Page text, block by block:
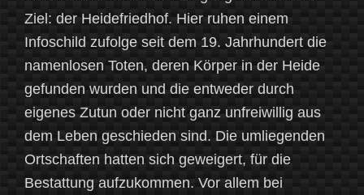
Ziel: der Heidefriedhof. Hier ruhen einem
Infoschild zufolge seit dem 19. Jahrhundert die
namenlosen Toten, deren Körper in der Heide
gefunden wurden und die entweder durch
eigenes Zutun oder nicht ganz unfreiwillig aus
dem Leben geschieden sind. Die umliegenden
Ortschaften hatten sich geweigert, für die
Bestattung aufzukommen. Vor allem bei